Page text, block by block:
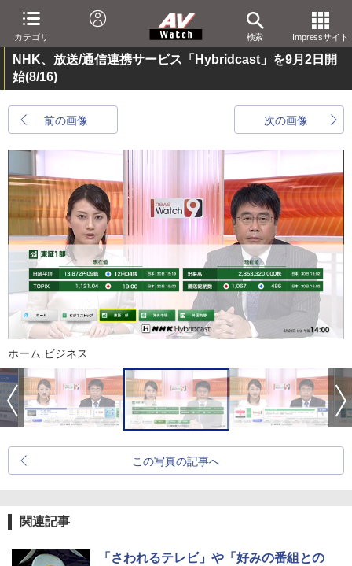
カテゴリ 検索 Impressサイト
NHK、放送/通信連携サービス「Hybridcast」を9月2日開
始(8/16)
前の画像 次の画像
ホーム ビジネス
この写真の記事へ
関連記事
「さわれるテレビ」や「好みの番組との